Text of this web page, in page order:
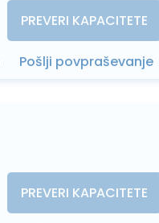
Pošlji povpraševanje
PREVERI KAPACITETE
PREVERI KAPACITETE